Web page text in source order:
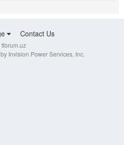
Contact Us
tforum.uz
Invision Power Services, Inc.